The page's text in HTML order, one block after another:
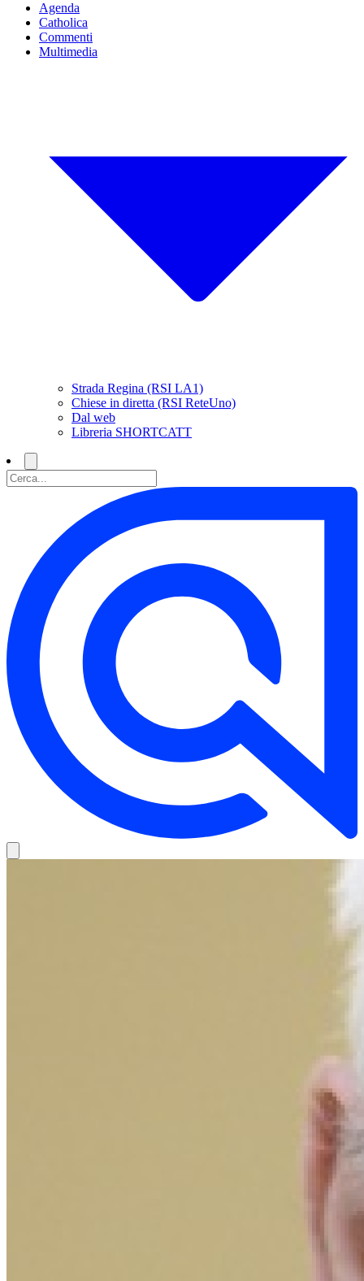
Agenda
Catholica
Commenti
Multimedia
Strada Regina (RSI LA1)
Chiese in diretta (RSI ReteUno)
Dal web
Libreria SHORTCATT